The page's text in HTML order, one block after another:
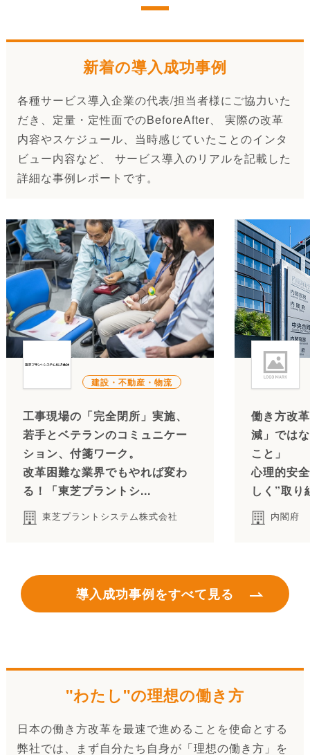
新着の導入成功事例
各種サービス導入企業の代表/担当者様にご協力いた
だき、定量・定性面でのBeforeAfter、 実際の改革
内容やスケジュール、当時感じていたことのインタ
ビュー内容など、 サービス導入のリアルを記載した
詳細な事例レポートです。
建設・不動産・物流
工事現場の「完全閉所」実施、
若手とベテランのコミュニケー
ション、付箋ワーク。
改革困難な業界でもやれば変わ
る！「東芝プラントシ...
東芝プラントシステム株式会社
働き方改
減」では
こと」
心理的安
しく”取り
内閣府
導入成功事例をすべて見る
"わたし"の理想の働き方
日本の働き方改革を最速で進めることを使命とする
弊社では、まず自分たち自身が「理想の働き方」を